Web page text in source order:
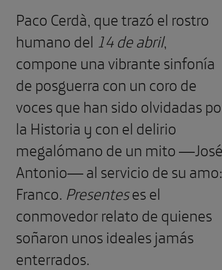
Paco Cerdà, que trazó el rostro
humano del 14 de abril,
compone una vi­brante sinfonía
de posguerra con un coro de
voces que han sido olvidadas
la Historia y con el delirio
megalómano de un mito
Antonio— al servicio de su amo:
Franco. Presenteses el
conmovedor relato de quienes
soñaron unos ideales jamás
enterrados.